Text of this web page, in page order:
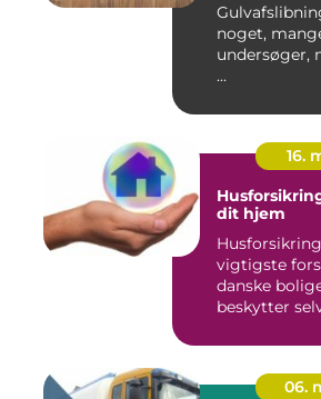
noget,
undersøger,
...
16.
dit hjem
vigtigste
danske
beskytter
06.